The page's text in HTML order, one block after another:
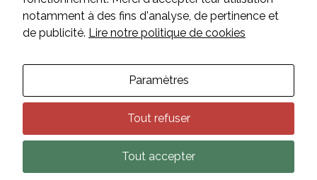
Suivez-nous
Contacter INFOSENS
Mentions légales
Données personnelles
Plan du site
notamment à des fins d'analyse, de pertinence et
de publicité. Lire notre politique de cookies
Paramètres
Tout refuser
Tout accepter
Nécessaire
Ces cookies ne
sont pas
fonctionnement
du site Web.
Afin que
nous